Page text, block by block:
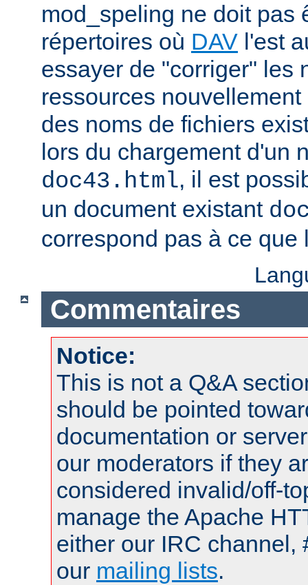
mod_speling ne doit pas
répertoires où DAV l'est
essayer de "corriger" les
ressources
des noms de fichiers
lors du chargement d'un
doc43.html, il est
un document existant
correspond pas à ce que
Commentaires
Notice:
This is not a Q&A
should be pointed
documentation or
our moderators if they
considered invalid/off-
manage the Apache
either our IRC channel,
our mailing lists.